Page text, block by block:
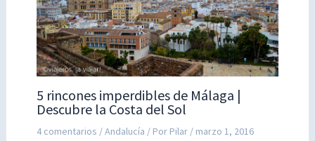
5 rincones imperdibles de Málaga |
Descubre la Costa del Sol
4 comentarios /Andalucía / Por Pilar / marzo 1, 2016